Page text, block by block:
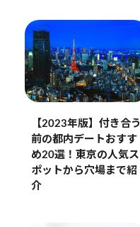
【2023年版】付き合う
前の都内デートおすす
め20選！東京の人気ス
ポットから穴場まで紹
介